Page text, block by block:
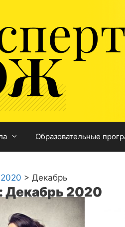
Образовательные
2020 > Декабрь
Декабрь 2020